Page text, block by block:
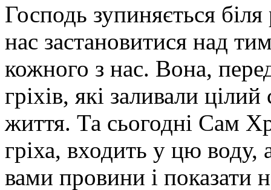
Господь зупиняється
нас застановитися над
кожного з нас. Вона,
гріхів, які заливали
життя. Та сьогодні Сам
гріха, входить у цю воду,
вами провини і показати